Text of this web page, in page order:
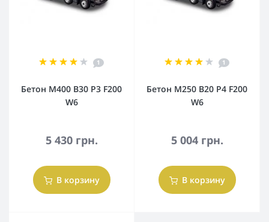
1
Бетон М400 В30 Р3 F200
W6
5 430 грн.
В корзину
1
Бетон М250 В20 Р4 F200
W6
5 004 грн.
В корзину